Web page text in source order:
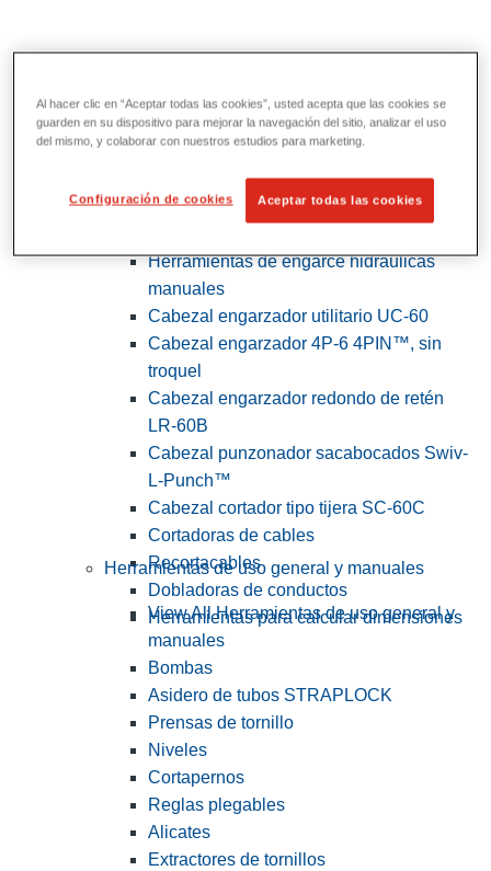
Herramientas de servicios públicos y de
View All Herramientas de servicios
Herramientas de engarce hidráulicas
manuales
Cabezal engarzador utilitario UC-60
Cabezal engarzador 4P-6 4PIN™, sin
troquel
Cabezal engarzador redondo de retén
LR-60B
Cabezal punzonador sacabocados Swiv-
L-Punch™
Cabezal cortador tipo tijera SC-60C
Cortadoras de cables
Recortacables
Dobladoras de conductos
Herramientas para calcular dimensiones
Herramientas de uso general y manuales
View All Herramientas de uso general y
manuales
Bombas
Asidero de tubos STRAPLOCK
Prensas de tornillo
Niveles
Cortapernos
Reglas plegables
Alicates
Extractores de tornillos
Al hacer clic en “Aceptar todas las cookies”, usted acepta que las cookies se
guarden en su dispositivo para mejorar la navegación del sitio, analizar el uso
del mismo, y colaborar con nuestros estudios para marketing.
Configuración de cookies Aceptar todas las cookies